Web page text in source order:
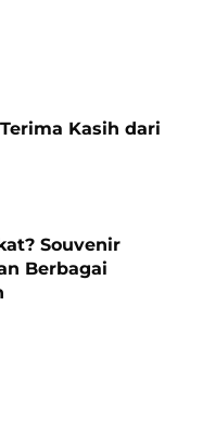
Kasih dari
Souvenir
Berbagai